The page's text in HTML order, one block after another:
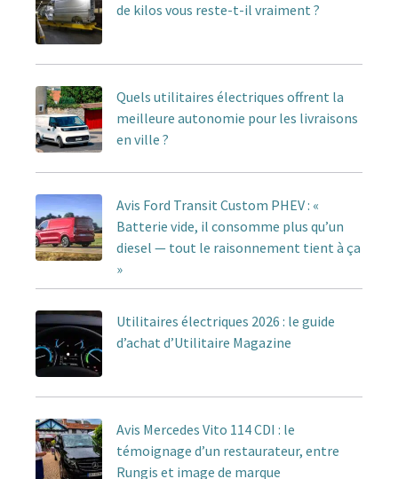
de kilos vous reste-t-il vraiment ?
Quels utilitaires électriques offrent la
meilleure autonomie pour les livraisons
en ville ?
Avis Ford Transit Custom PHEV : «
Batterie vide, il consomme plus qu’un
diesel — tout le raisonnement tient à ça
»
Utilitaires électriques 2026 : le guide
d’achat d’Utilitaire Magazine
Avis Mercedes Vito 114 CDI : le
témoignage d’un restaurateur, entre
Rungis et image de marque